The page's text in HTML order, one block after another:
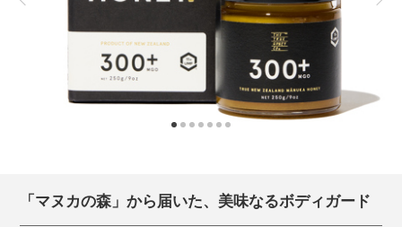
「マヌカの森」から届いた、美味なるボディガード